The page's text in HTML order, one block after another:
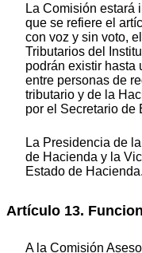
La Comisión estará
que se refiere el
con voz y sin voto,
Tributarios del
podrán existir hasta
entre personas de
tributario y de la
por el Secretario de
La Presidencia de
de Hacienda y la
Estado de Hacienda.
Artículo 13.
A la Comisión